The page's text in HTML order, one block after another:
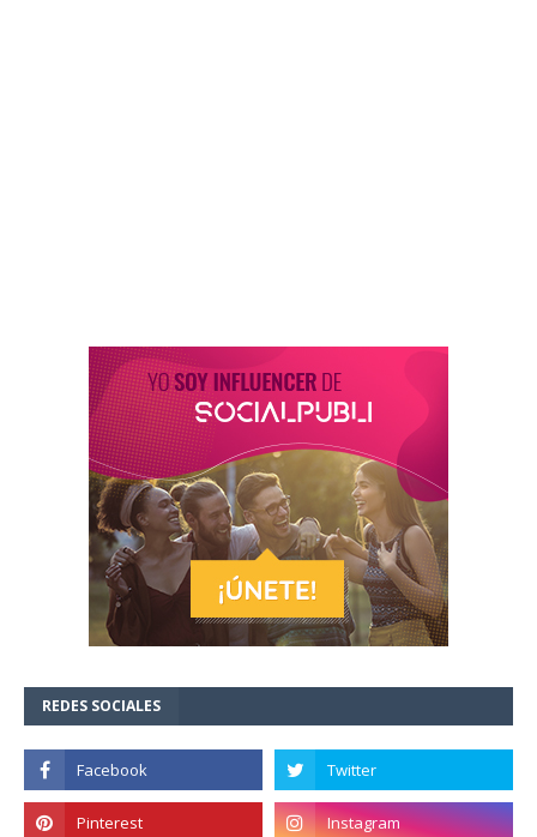
REDES SOCIALES